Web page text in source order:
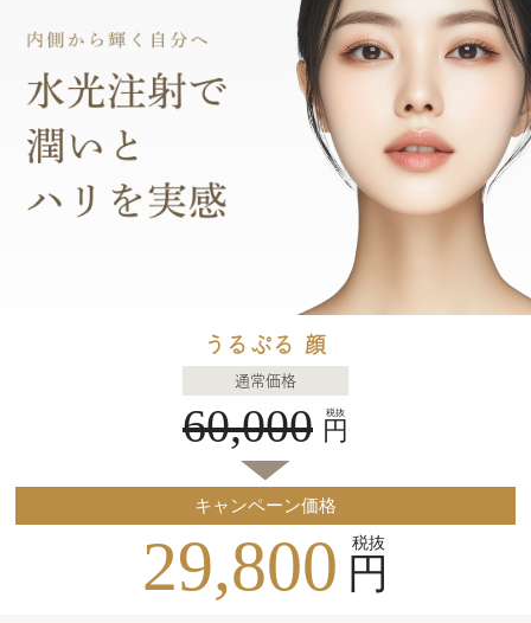
うるぷる 顔
通常価格
60,000 税抜
円
キャンペーン価格
29,800 税抜
円